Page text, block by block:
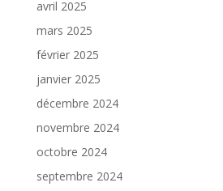
avril 2025
mars 2025
février 2025
janvier 2025
décembre 2024
novembre 2024
octobre 2024
septembre 2024